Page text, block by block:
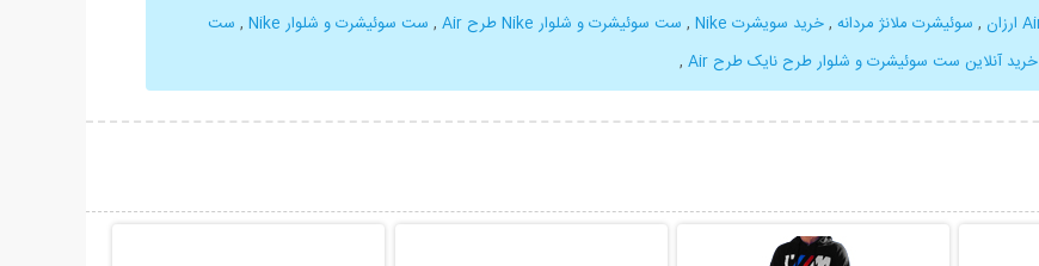
, سوئیشرت ملانژ مردانه ,خرید سویشرت Nike , ست سوئیشرت و شلوار Nike طرح Air , ست سوئیشرت و شلوار Nike , ست
خرید آنلاین ست سوئیشرت و شلوار طرح نایک طرح Air ,